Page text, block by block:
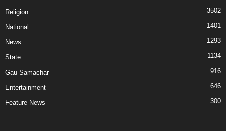
Religion 3502
National 1401
News 1293
State 1134
Gau Samachar 916
Entertainment 646
Feature News 300